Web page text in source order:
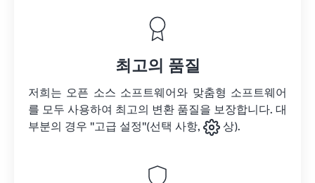
최고의 품질
저희는 오픈 소스 소프트웨어와 맞춤형 소프트웨어
를 모두 사용하여 최고의 변환 품질을 보장합니다. 대
부분의 경우 "고급 설정"(선택 사항,
상).